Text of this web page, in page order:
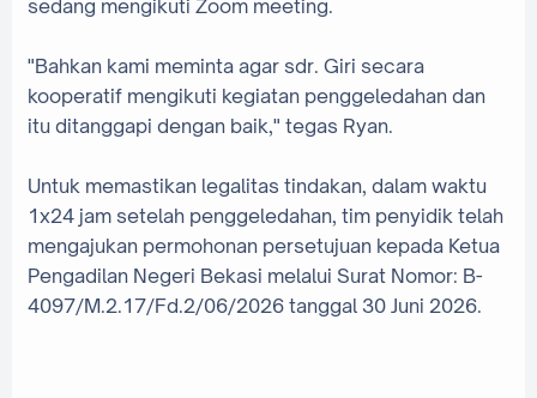
sedang mengikuti Zoom meeting.
‎"Bahkan kami meminta agar sdr. Giri secara
kooperatif mengikuti kegiatan penggeledahan dan
itu ditanggapi dengan baik," tegas Ryan.
‎Untuk memastikan legalitas tindakan, dalam waktu
1x24 jam setelah penggeledahan, tim penyidik telah
mengajukan permohonan persetujuan kepada Ketua
Pengadilan Negeri Bekasi melalui Surat Nomor: B-
4097/M.2.17/Fd.2/06/2026 tanggal 30 Juni 2026.